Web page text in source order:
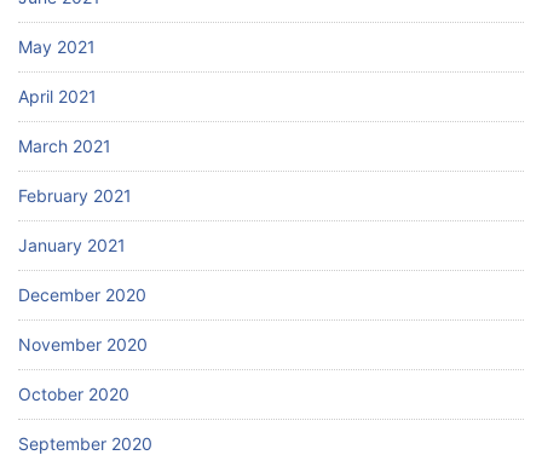
May 2021
April 2021
March 2021
February 2021
January 2021
December 2020
November 2020
October 2020
September 2020